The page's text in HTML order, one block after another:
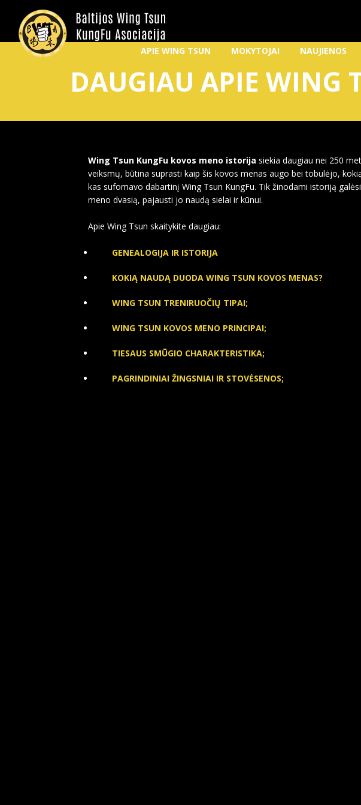
APIE WING TSUN MOKYTOJAI NAUJIENOS
DAUGIAU APIE WING
Wing Tsun KungFu kovos meno istorija siekia daugiau nei 250
veiksmų, būtina suprasti kaip šis kovos menas augo bei tobulėjo,
kas sufomavo dabartinį Wing Tsun KungFu. Tik žinodami istoriją
meno dvasią, pajausti jo naudą sielai ir kūnui.
Apie Wing Tsun skaitykite daugiau:
GENEALOGIJA IR ISTORIJA
KOKIĄ NAUDĄ DUODA WING TSUN KOVOS MENAS?
WING TSUN TRENIRUOČIŲ TIPAI;
WING TSUN KOVOS MENO PRINCIPAI;
TIESAUS SMŪGIO CHARAKTERISTIKA;
PAGRINDINIAI ŽINGSNIAI IR STOVĖSENOS;